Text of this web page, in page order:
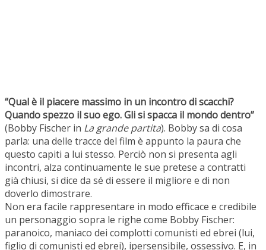
“Qual è il piacere massimo in un incontro di scacchi?
Quando spezzo il suo ego. Gli si spacca il mondo dentro”
(Bobby Fischer in La grande partita). Bobby sa di cosa
parla: una delle tracce del film è appunto la paura che
questo capiti a lui stesso. Perciò non si presenta agli
incontri, alza continuamente le sue pretese a contratti
già chiusi, si dice da sé di essere il migliore e di non
doverlo dimostrare.
Non era facile rappresentare in modo efficace e credibile
un personaggio sopra le righe come Bobby Fischer:
paranoico, maniaco dei complotti comunisti ed ebrei (lui,
figlio di comunisti ed ebrei), ipersensibile, ossessivo. E, in